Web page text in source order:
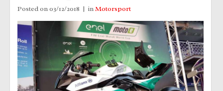
Posted on03/12/2018 inMotorsport